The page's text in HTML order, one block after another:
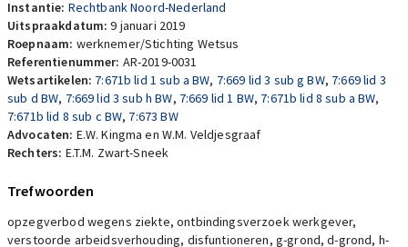
Instantie: Rechtbank Noord-Nederland
Uitspraakdatum:9 januari 2019
Roepnaam: werknemer/Stichting Wetsus
Referentienummer: AR-2019-0031
Wetsartikelen: 7:671b lid 1 sub a BW, 7:669 lid 3 sub g BW, 7:669 lid 3
sub d BW, 7:669 lid 3 sub h BW, 7:669 lid 1 BW, 7:671b lid 8 sub a BW,
7:671b lid 8 sub c BW, 7:673 BW
Advocaten: E.W. Kingma en W.M. Veldjesgraaf
Rechters: E.T.M. Zwart-Sneek
Trefwoorden
opzegverbod wegens ziekte, ontbindingsverzoek werkgever,
verstoorde arbeidsverhouding, disfuntioneren, g-grond, d-grond, h-